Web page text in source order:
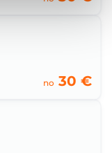
no 30 €